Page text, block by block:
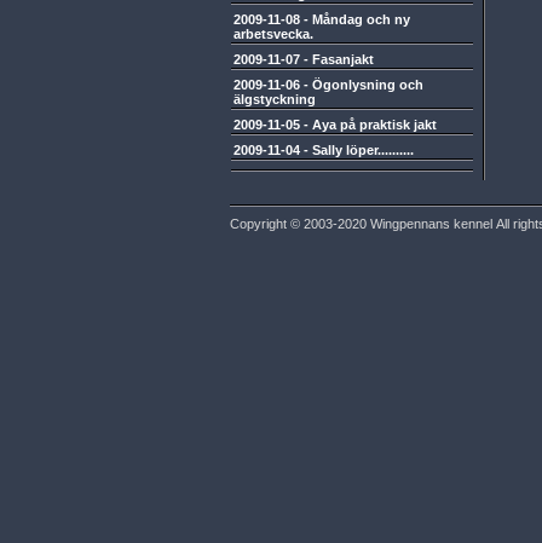
2009-11-08 - Måndag och ny
arbetsvecka.
2009-11-07 - Fasanjakt
2009-11-06 - Ögonlysning och
älgstyckning
2009-11-05 - Aya på praktisk jakt
2009-11-04 - Sally löper..........
Copyright © 2003-2020 Wingpennans kennel All